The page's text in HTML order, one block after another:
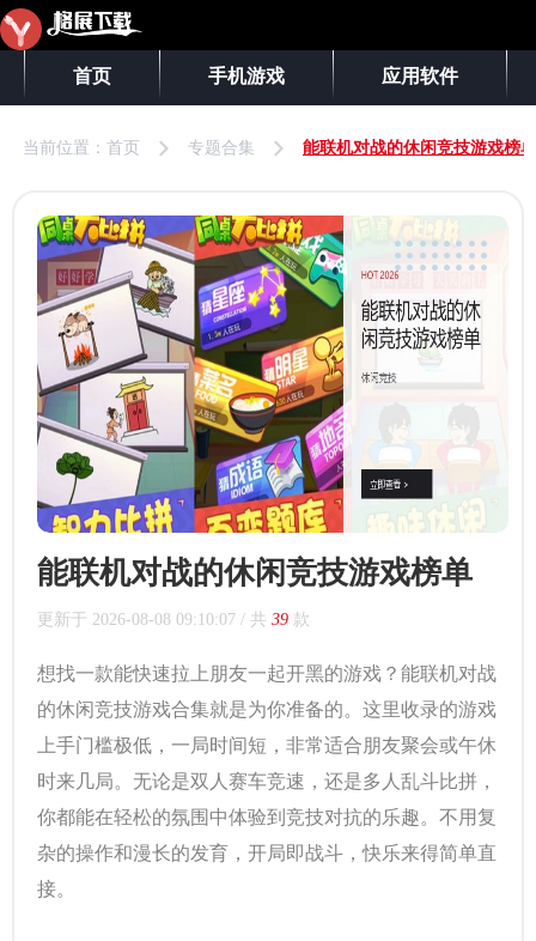
首页 手机游戏 应用软件
当前位置： 首页 专题合集 能联机对战的休闲竞技游戏榜单
能联机对战的休闲竞技游戏榜单
更新于 2026-08-08 09:10:07 / 共 39 款
想找一款能快速拉上朋友一起开黑的游戏？能联机对战
的休闲竞技游戏合集就是为你准备的。这里收录的游戏
上手门槛极低，一局时间短，非常适合朋友聚会或午休
时来几局。无论是双人赛车竞速，还是多人乱斗比拼，
你都能在轻松的氛围中体验到竞技对抗的乐趣。不用复
杂的操作和漫长的发育，开局即战斗，快乐来得简单直
接。